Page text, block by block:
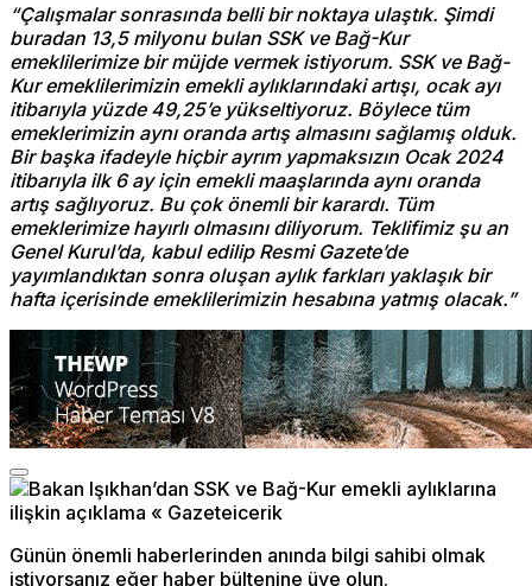
“Çalışmalar sonrasında belli bir noktaya ulaştık. Şimdi
buradan 13,5 milyonu bulan SSK ve Bağ-Kur
emeklilerimize bir müjde vermek istiyorum. SSK ve Bağ-
Kur emeklilerimizin emekli aylıklarındaki artışı, ocak ayı
itibarıyla yüzde 49,25’e yükseltiyoruz. Böylece tüm
emeklerimizin aynı oranda artış almasını sağlamış olduk.
Bir başka ifadeyle hiçbir ayrım yapmaksızın Ocak 2024
itibarıyla ilk 6 ay için emekli maaşlarında aynı oranda
artış sağlıyoruz. Bu çok önemli bir karardı. Tüm
emeklerimize hayırlı olmasını diliyorum. Teklifimiz şu an
Genel Kurul’da, kabul edilip Resmi Gazete’de
yayımlandıktan sonra oluşan aylık farkları yaklaşık bir
hafta içerisinde emeklilerimizin hesabına yatmış olacak.”
Günün önemli haberlerinden anında bilgi sahibi olmak
istiyorsanız eğer haber bültenine üye olun.